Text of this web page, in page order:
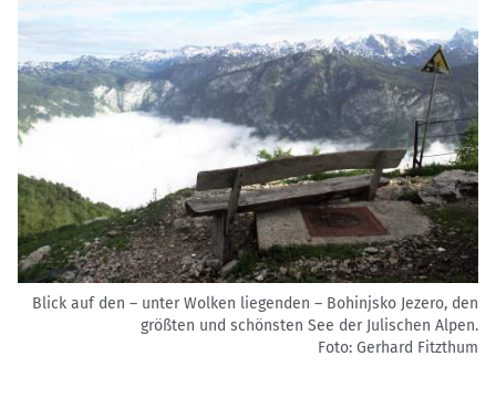
Blick auf den – unter Wolken liegenden – Bohinjsko Jezero, den
größten und schönsten See der Julischen Alpen.
Foto: Gerhard Fitzthum